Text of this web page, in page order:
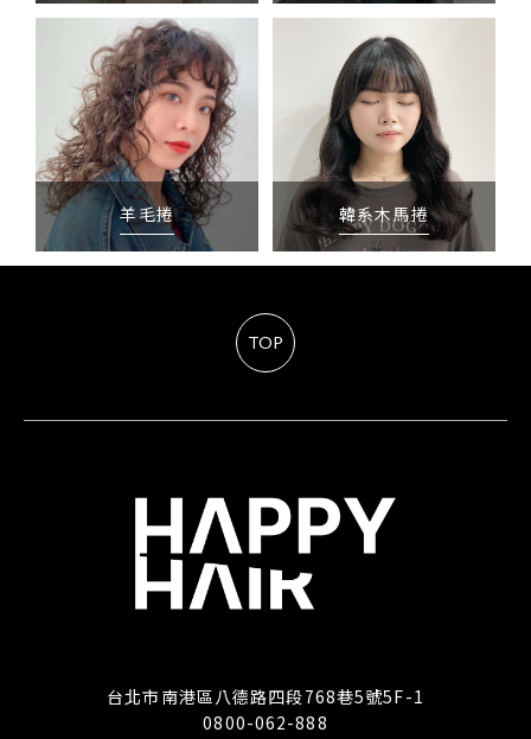
羊毛捲 韓系木馬捲
TOP
台北市南港區八德路四段768巷5號5F-1
0800-062-888